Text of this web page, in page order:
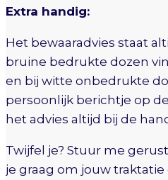
Extra handig:
Het bewaaradvies staat
bruine bedrukte dozen
en bij witte onbedrukte
persoonlijk berichtje op
het advies altijd bij de
Twijfel je? Stuur me
je graag om jouw traktatie